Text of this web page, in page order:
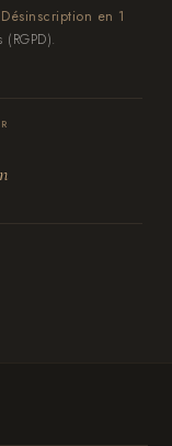
Désinscription en 1